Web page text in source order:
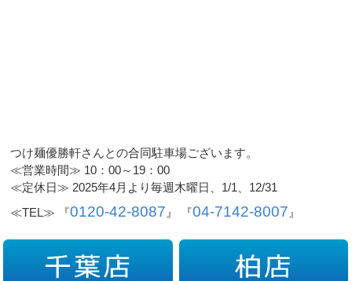
つけ麺優勝軒さんとの合同駐車場ございます。
≪営業時間≫ 10：00～19：00
≪定休日≫ 2025年4月より毎週木曜日、1/1、12/31
≪TEL≫ 『0120-42-8087 』 『04-7142-8007 』